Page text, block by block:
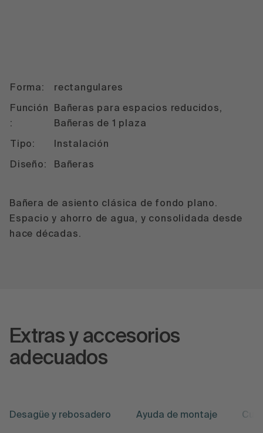
Forma: rectangulares
Función
:
Bañeras para espacios reducidos,
Bañeras de 1 plaza
Tipo: Instalación
Diseño: Bañeras
Bañera de asiento clásica de fondo plano.
Espacio y ahorro de agua, y consolidada desde
hace décadas.
Extras y accesorios
adecuados
Desagüe y rebosadero Ayuda de montaje